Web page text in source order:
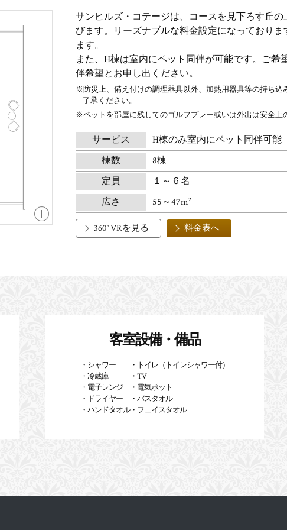
サンヒルズ・コテージは、コースを見下ろす丘
びます。リーズナブルな料金設定になっており
ます。
また、H棟は室内にペット同伴が可能です。ご希
伴希望とお申し出ください。
※防災上、備え付けの調理器具以外、加熱用器具等の持ち込
了承ください。
※ペットを部屋に残してのゴルフプレー或いは外出は安全上
サービス
H棟のみ室内にペット同伴可能
棟数
8棟
定員
１～６名
広さ
55～47m²
360° VRを見る 料金表へ
客室設備・備品
・シャワー
・冷蔵庫
・電子レンジ
・ドライヤー
・ハンドタオル
・トイレ（トイレシャワー付）
・TV
・電気ポット
・バスタオル
・フェイスタオル